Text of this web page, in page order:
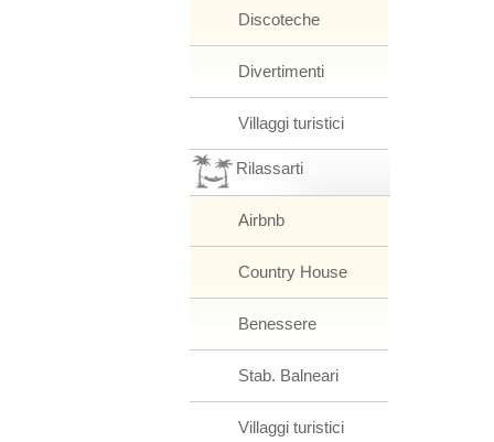
Discoteche
Divertimenti
Villaggi turistici
Rilassarti
Airbnb
Country House
Benessere
Stab. Balneari
Villaggi turistici